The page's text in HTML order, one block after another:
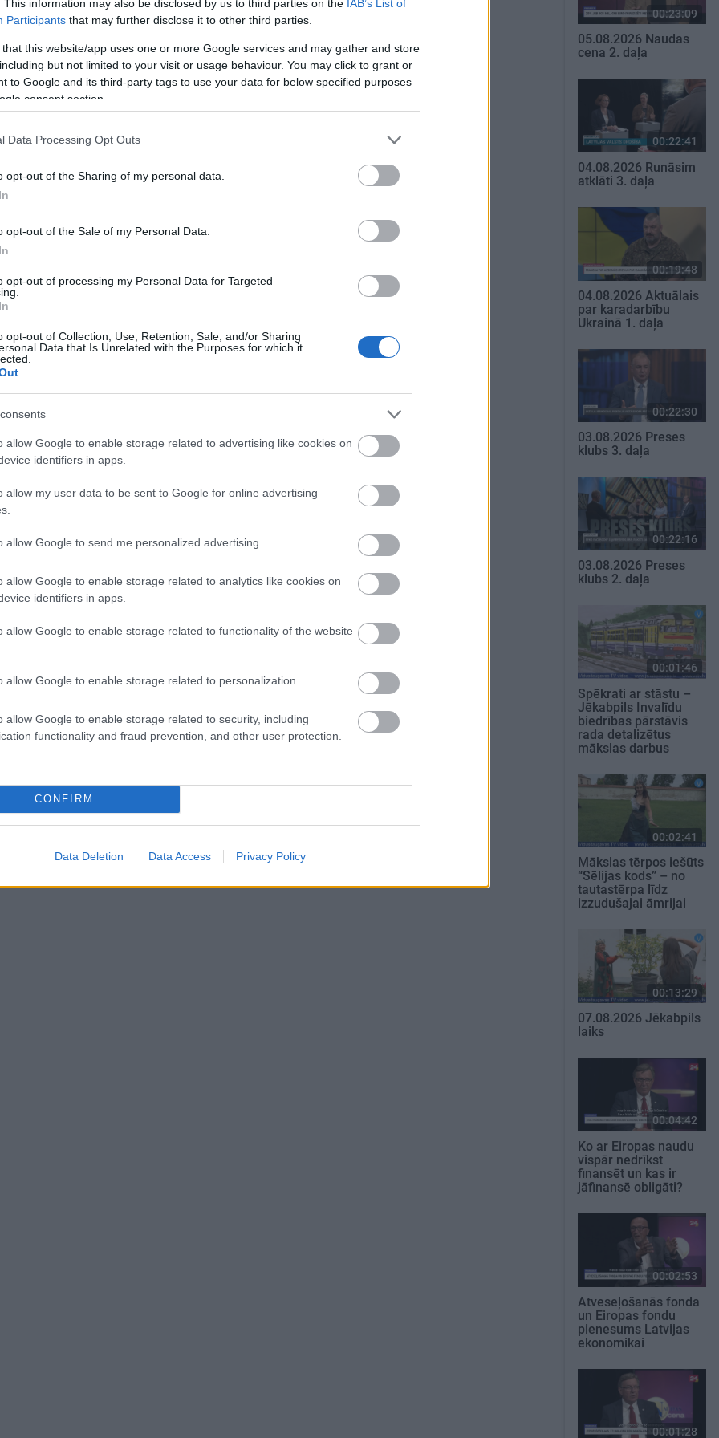
This information may also be disclosed by us to third parties on the IAB’s List of
Participants that may further disclose it to other third parties.
that this website/app uses one or more Google services and may gather and store
but not limited to your visit or usage behaviour. You may click to grant or
to Google and its third-party tags to use your data for below specified purposes
consent section.
Data Processing Opt Outs
opt-out of the Sharing of my personal data.
opt-out of the Sale of my Personal Data.
opt-out of processing my Personal Data for Targeted
opt-out of Collection, Use, Retention, Sale, and/or Sharing
Data that Is Unrelated with the Purposes for which it
allow Google to enable storage related to advertising like cookies on
identifiers in apps.
allow my user data to be sent to Google for online advertising
allow Google to send me personalized advertising.
allow Google to enable storage related to analytics like cookies on
identifiers in apps.
allow Google to enable storage related to functionality of the website
allow Google to enable storage related to personalization.
allow Google to enable storage related to security, including
functionality and fraud prevention, and other user protection.
CONFIRM
Data Deletion Data Access Privacy Policy
00:23:09
05.08.2026 Naudas
cena 2. daļa
00:22:41
04.08.2026 Runāsim
atklāti 3. daļa
00:19:48
04.08.2026 Aktuālais
par karadarbību
Ukrainā 1. daļa
00:22:30
03.08.2026 Preses
klubs 3. daļa
00:22:16
03.08.2026 Preses
klubs 2. daļa
00:01:46
Spēkrati ar stāstu –
Jēkabpils Invalīdu
biedrības pārstāvis
rada detalizētus
mākslas darbus
00:02:41
Mākslas tērpos iešūts
“Sēlijas kods” – no
tautastērpa līdz
izzudušajai āmrijai
00:13:29
07.08.2026 Jēkabpils
laiks
00:04:42
Ko ar Eiropas naudu
vispār nedrīkst
finansēt un kas ir
jāfinansē obligāti?
00:02:53
Atveseļošanās fonda
un Eiropas fondu
pienesums Latvijas
ekonomikai
00:01:28